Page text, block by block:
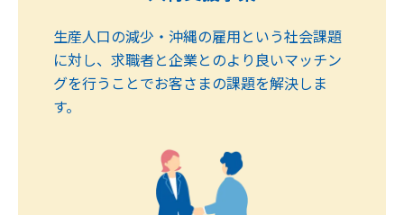
生産人口の減少・沖縄の雇用という社会課題
に対し、求職者と企業とのより良いマッチン
グを行うことでお客さまの課題を解決しま
す。